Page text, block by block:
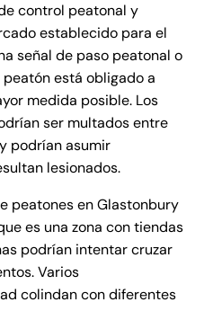
control peatonal y
establecido para el
señal de paso peatonal o
está obligado a
medida posible. Los
ser multados entre
podrían asumir
lesionados.
peatones en Glastonbury
es una zona con tiendas
podrían intentar cruzar
Varios
colindan con diferentes